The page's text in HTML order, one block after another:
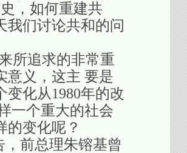
，如何重建共
我们讨论共和的问
所追求的非常重
意义，这主 要是
化从1980年的改
一个重大的社会
的变化呢？
前总理朱镕基曾